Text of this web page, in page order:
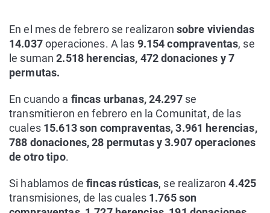
En el mes de febrero se realizaron sobre viviendas
14.037operaciones. A las 9.154 compraventas, se
le suman2.518 herencias, 472 donaciones y 7
permutas.
En cuando a fincas urbanas, 24.297se
transmitieron en febrero en la Comunitat, de las
cuales 15.613 son compraventas, 3.961 herencias,
788 donaciones, 28 permutas y 3.907 operaciones
de otro tipo.
Si hablamos de fincas rústicas, se realizaron 4.425
transmisiones, de las cuales 1.765 son